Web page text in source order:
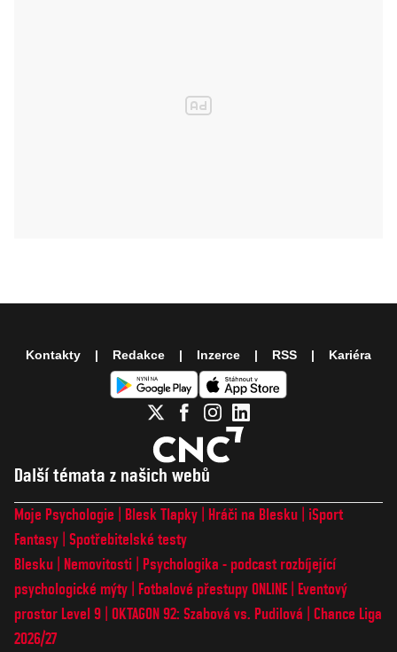
Další témata z našich webů
Moje Psychologie Blesk Tlapky Hráči na Blesku
iSport
Fantasy Spotřebitelské testy
Blesku
Nemovitosti
Psychologika - podcast rozbíjející
psychologické mýty
Fotbalové přestupy ONLINE
Eventový
prostor Level 9 OKTAGON 92: Szabová vs. Pudilová
Chance Liga
2026/27
Kontakty Redakce Inzerce RSS Kariéra